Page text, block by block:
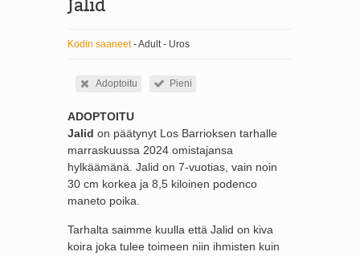
Jalid
Kodin saaneet- Adult - Uros
Adoptoitu Pieni
ADOPTOITU
Jalid on päätynyt Los Barrioksen tarhalle
marraskuussa 2024 omistajansa
hylkäämänä. Jalid on 7-vuotias, vain noin
30 cm korkea ja 8,5 kiloinen podenco
maneto poika.
Tarhalta saimme kuulla että Jalid on kiva
koira joka tulee toimeen niin ihmisten kuin